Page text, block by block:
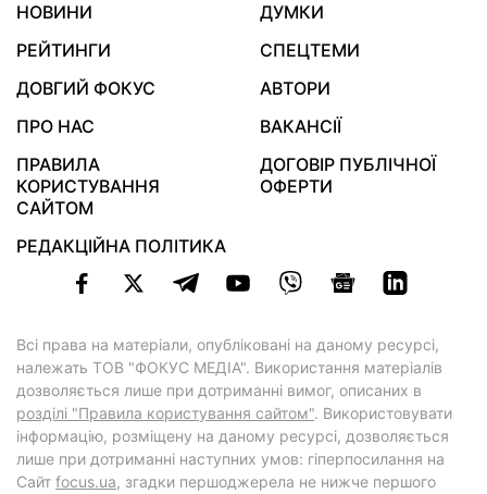
НОВИНИ
ДУМКИ
РЕЙТИНГИ
СПЕЦТЕМИ
ДОВГИЙ ФОКУС
АВТОРИ
ПРО НАС
ВАКАНСІЇ
ПРАВИЛА
КОРИСТУВАННЯ
САЙТОМ
ДОГОВІР ПУБЛІЧНОЇ
ОФЕРТИ
РЕДАКЦІЙНА ПОЛІТИКА
Всі права на матеріали, опубліковані на даному ресурсі,
належать ТОВ "ФОКУС МЕДІА". Використання матеріалів
дозволяється лише при дотриманні вимог, описаних в
розділі "Правила користування сайтом". Використовувати
інформацію, розміщену на даному ресурсі, дозволяється
лише при дотриманні наступних умов: гіперпосилання на
Cайт focus.ua, згадки першоджерела не нижче першого